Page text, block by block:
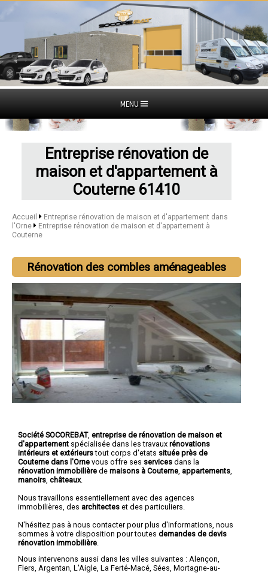
MENU
Entreprise rénovation de
maison et d'appartement à
Couterne 61410
Accueil
Entreprise rénovation de maison et d'appartement dans
l'Orne
Entreprise rénovation de maison et d'appartement à
Couterne
Rénovation des combles aménageables
Société SOCOREBAT, entreprise de rénovation de maison et
d'appartement spécialisée dans les travaux rénovations
intérieurs et extérieurstout corps d'etats située près de
Couterne dans l'Orne vous offre ses services dans la
rénovation immobilière de maisons à Couterne appartements
manoirs châteaux.
Nous travaillons essentiellement avec des agences
immobilières, des architectes et des particuliers.
N'hésitez pas à nous contacter pour plus d'informations, nous
sommes à votre disposition pour toutes demandes de devis
rénovation immobilière
Nous intervenons aussi dans les villes suivantes : Alençon,
Flers, Argentan, L'Aigle, La Ferté-Macé, Sées, Mortagne-au-